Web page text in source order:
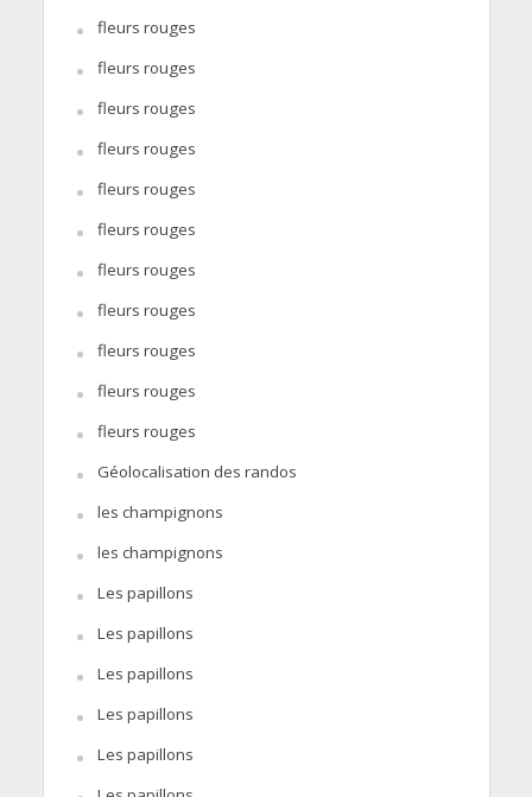
fleurs rouges
fleurs rouges
fleurs rouges
fleurs rouges
fleurs rouges
fleurs rouges
fleurs rouges
fleurs rouges
fleurs rouges
fleurs rouges
fleurs rouges
Géolocalisation des randos
les champignons
les champignons
Les papillons
Les papillons
Les papillons
Les papillons
Les papillons